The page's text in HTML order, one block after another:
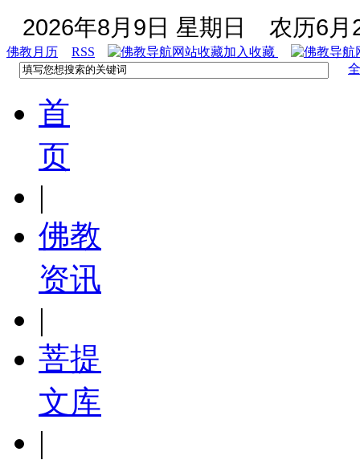
2026年8月9日 星期日 农历6月
佛教月历 RSS
加入收藏
首
页
|
佛教
资讯
|
菩提
文库
|